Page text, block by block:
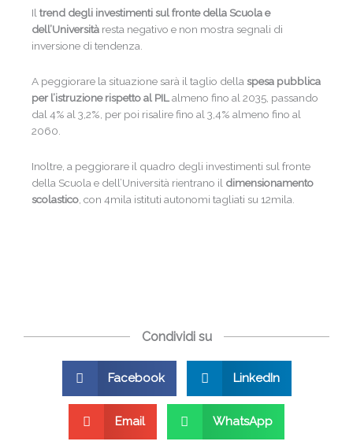
Il trend degli investimenti sul fronte della Scuola e
dell’Università resta negativo e non mostra segnali di
inversione di tendenza.
A peggiorare la situazione sarà il taglio della spesa pubblica
per l’istruzione rispetto al PILalmeno fino al 2035, passando
dal 4% al 3,2%, per poi risalire fino al 3,4% almeno fino al
2060.
Inoltre, a peggiorare il quadro degli investimenti sul fronte
della Scuola e dell’Università rientrano il dimensionamento
scolastico , con 4mila istituti autonomi tagliati su 12mila.
Condividi su
Facebook LinkedIn
Email WhatsApp